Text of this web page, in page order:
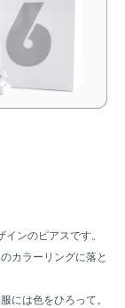
ンのピアスです。
カラーリングに落と
には色をひろって。